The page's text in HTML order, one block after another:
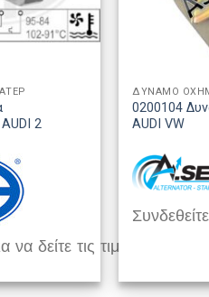
2
να δείτε τις τιμές
ΔΥΝΑΜΟ
0200104
AUDI VW